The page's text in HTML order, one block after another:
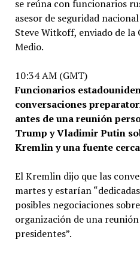
se reúna con funcionarios
asesor de seguridad
Steve Witkoff, enviado de la
Medio.
10:34 AM (GMT)
Funcionarios
conversaciones
antes de una reunión
Trump y Vladimir Putin
Kremlin y una fuente
El Kremlin dijo que las
martes y estarían
posibles negociaciones
organización de una
presidentes”.